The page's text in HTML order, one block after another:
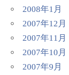
2008年1月
2007年12月
2007年11月
2007年10月
2007年9月